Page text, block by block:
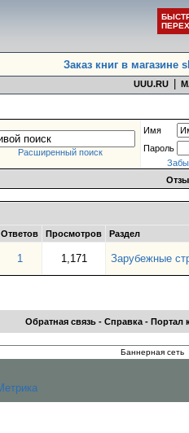
Заказ книг в магазине
UUU.RU
Расширенный поиск
Имя
Пароль
Ответов Просмотров Раздел
1 1,171 Зарубежные
Обратная связь - Справка - Портал
Баннерная сеть